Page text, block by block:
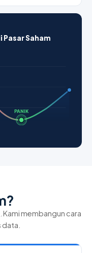
Pasar Saham
PANIK
membangun cara